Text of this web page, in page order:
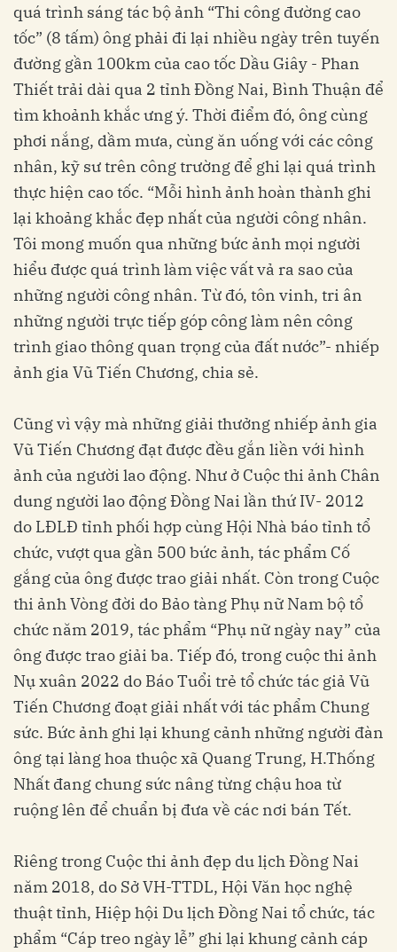
quá trình sáng tác bộ ảnh “Thi công đường cao
tốc” (8 tấm) ông phải đi lại nhiều ngày trên tuyến
đường gần 100km của cao tốc Dầu Giây - Phan
Thiết trải dài qua 2 tỉnh Đồng Nai, Bình Thuận để
tìm khoảnh khắc ưng ý. Thời điểm đó, ông cùng
phơi nắng, dầm mưa, cùng ăn uống với các công
nhân, kỹ sư trên công trường để ghi lại quá trình
thực hiện cao tốc. “Mỗi hình ảnh hoàn thành ghi
lại khoảng khắc đẹp nhất của người công nhân.
Tôi mong muốn qua những bức ảnh mọi người
hiểu được quá trình làm việc vất vả ra sao của
những người công nhân. Từ đó, tôn vinh, tri ân
những người trực tiếp góp công làm nên công
trình giao thông quan trọng của đất nước”- nhiếp
ảnh gia Vũ Tiến Chương, chia sẻ.
Cũng vì vậy mà những giải thưởng nhiếp ảnh gia
Vũ Tiến Chương đạt được đều gắn liền với hình
ảnh của người lao động. Như ở Cuộc thi ảnh Chân
dung người lao động Đồng Nai lần thứ IV- 2012
do LĐLĐ tỉnh phối hợp cùng Hội Nhà báo tỉnh tổ
chức, vượt qua gần 500 bức ảnh, tác phẩm Cố
gắng của ông được trao giải nhất. Còn trong Cuộc
thi ảnh Vòng đời do Bảo tàng Phụ nữ Nam bộ tổ
chức năm 2019, tác phẩm “Phụ nữ ngày nay” của
ông được trao giải ba. Tiếp đó, trong cuộc thi ảnh
Nụ xuân 2022 do Báo Tuổi trẻ tổ chức tác giả Vũ
Tiến Chương đoạt giải nhất với tác phẩm Chung
sức. Bức ảnh ghi lại khung cảnh những người đàn
ông tại làng hoa thuộc xã Quang Trung, H.Thống
Nhất đang chung sức nâng từng chậu hoa từ
ruộng lên để chuẩn bị đưa về các nơi bán Tết.
Riêng trong Cuộc thi ảnh đẹp du lịch Đồng Nai
năm 2018, do Sở VH-TTDL, Hội Văn học nghệ
thuật tỉnh, Hiệp hội Du lịch Đồng Nai tổ chức, tác
phẩm “Cáp treo ngày lễ” ghi lại khung cảnh cáp